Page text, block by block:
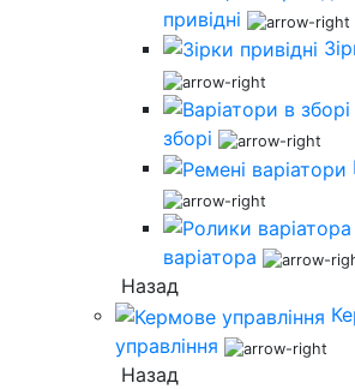
привідні
зборі
варіатора
Назад
управління
Назад